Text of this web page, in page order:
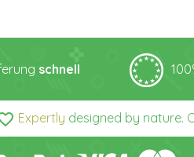
schnell
Expertly designed by nature.